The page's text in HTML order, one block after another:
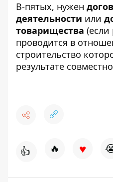
В-пятых, нужен
деятельности или
товарищества (если
проводится в
строительство
результате
👍 🔥 ♥